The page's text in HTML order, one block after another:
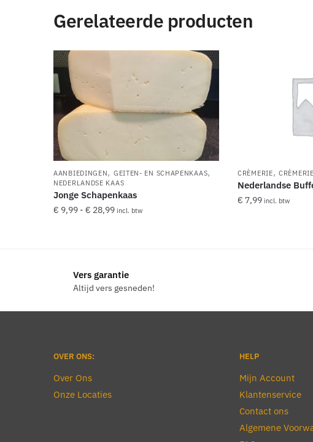
Gerelateerde producten
AANBIEDINGEN, GEITEN- EN SCHAPENKAAS,
NEDERLANDSE KAAS
Jonge Schapenkaas
€ 9,99 - € 28,99Prijsklasse:
incl. btw
meerdere
variaties.
gekozen
op
de
CRÈMERIE,
Nederlandse
€ 7,99 incl. btw
Vers garantie
Altijd vers gesneden!
OVER ONS:
Over Ons
Onze Locaties
HELP
Mijn Account
Klantenservice
Contact ons
Algemene